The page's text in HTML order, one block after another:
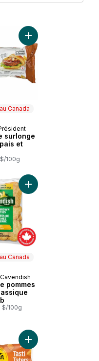
côte de bœuf Épais et
Canada
Canada
surlonge
et
100g
Ajouter Burgers de
format club au panier
viande au panier
Canada
Canada
pommes
$/100g
Ajouter Galettes de
panierAjouter Bouchées de